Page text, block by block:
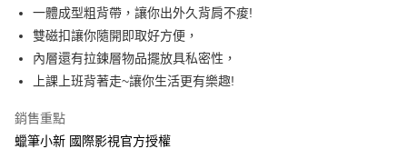
Apple Pay
街口支付
悠遊付
AFTEE先享後付
相關說明
一體成型粗背帶，讓你出外久背肩不痠!
雙磁扣讓你隨開即取好方便，
內層還有拉鍊層物品擺放具私密性，
上課上班背著走~讓你生活更有樂趣!
銷售重點
蠟筆小新 國際影視官方授權